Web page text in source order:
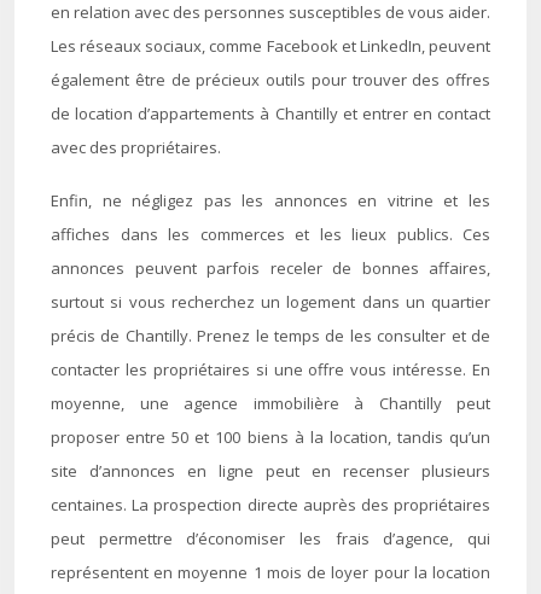
en relation avec des personnes susceptibles de vous aider.
Les réseaux sociaux, comme Facebook et LinkedIn, peuvent
également être de précieux outils pour trouver des offres
de location d’appartements à Chantilly et entrer en contact
avec des propriétaires.
Enfin, ne négligez pas les annonces en vitrine et les
affiches dans les commerces et les lieux publics. Ces
annonces peuvent parfois receler de bonnes affaires,
surtout si vous recherchez un logement dans un quartier
précis de Chantilly. Prenez le temps de les consulter et de
contacter les propriétaires si une offre vous intéresse. En
moyenne, une agence immobilière à Chantilly peut
proposer entre 50 et 100 biens à la location, tandis qu’un
site d’annonces en ligne peut en recenser plusieurs
centaines. La prospection directe auprès des propriétaires
peut permettre d’économiser les frais d’agence, qui
représentent en moyenne 1 mois de loyer pour la location